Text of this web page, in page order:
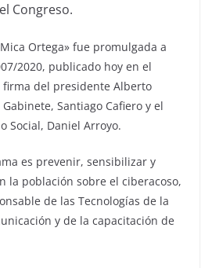
Congreso.
Ortega» fue promulgada a
2020, publicado hoy en el
firma del presidente Alberto
Santiago Cafiero y el
Social, Daniel Arroyo.
es prevenir, sensibilizar y
la población sobre el ciberacoso,
de las Tecnologías de la
y de la capacitación de